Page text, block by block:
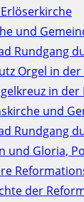
und
Rundgang
Orgel in
in
und
Rundgang
und Gloria,
der